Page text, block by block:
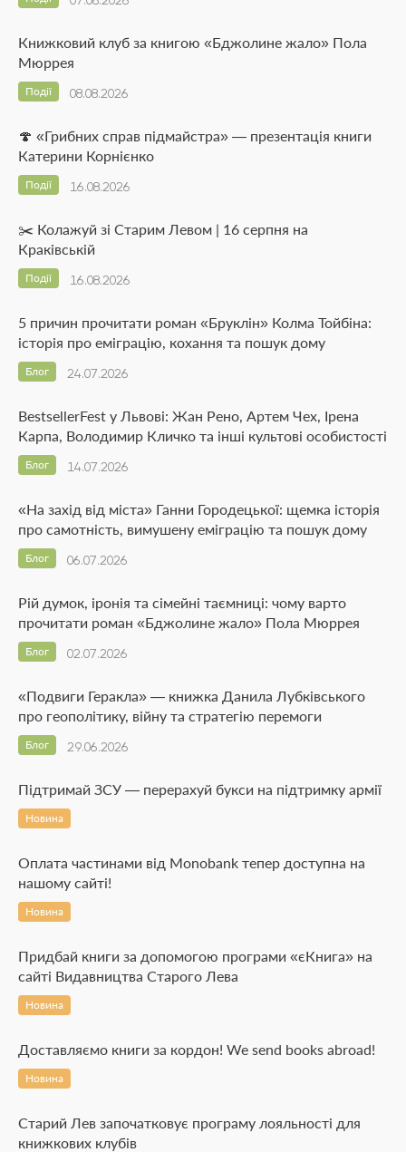
Книжковий клуб за книгою «Бджолине жало» Пола
Мюррея
08.08.2026
Події
🍄 «Грибних справ підмайстра» — презентація книги
Катерини Корнієнко
16.08.2026
Події
✂️ Колажуй зі Старим Левом | 16 серпня на
Краківській
16.08.2026
Події
5 причин прочитати роман «Бруклін» Колма Тойбіна:
історія про еміграцію, кохання та пошук дому
24.07.2026
Блог
BestsellerFest у Львові: Жан Рено, Артем Чех, Ірена
Карпа, Володимир Кличко та інші культові особистості
14.07.2026
Блог
«На захід від міста» Ганни Городецької: щемка історія
про самотність, вимушену еміграцію та пошук дому
06.07.2026
Блог
Рій думок, іронія та сімейні таємниці: чому варто
прочитати роман «Бджолине жало» Пола Мюррея
02.07.2026
Блог
«Подвиги Геракла» — книжка Данила Лубківського
про геополітику, війну та стратегію перемоги
29.06.2026
Блог
Підтримай ЗСУ — перерахуй букси на підтримку армії
Новина
Оплата частинами від Monobank тепер доступна на
нашому сайті!
Новина
Придбай книги за допомогою програми «єКнига» на
сайті Видавництва Старого Лева
Новина
Доставляємо книги за кордон! We send books abroad!
Новина
Старий Лев започатковує програму лояльності для
книжкових клубів